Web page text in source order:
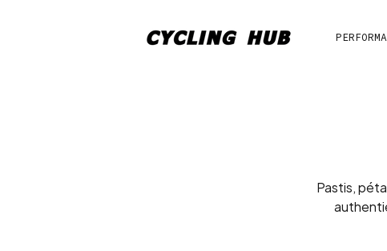
Pastis,